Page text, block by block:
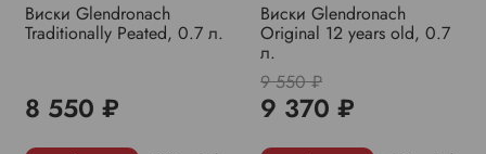
Виски Glendronach
Traditionally Peated, 0.7 л.
8 550 ₽
Виски Glendronach
Original 12 years old, 0.7
л.
9 550 ₽
9 370 ₽